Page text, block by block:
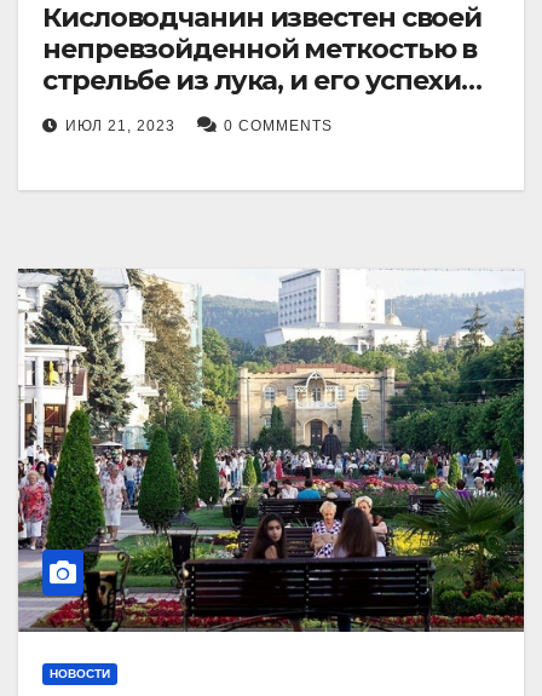
Кисловодчанин известен своей
непревзойденной меткостью в
стрельбе из лука, и его успехи
прославили его в
Ставропольском крае.
ИЮЛ 21, 2023 0 COMMENTS
НОВОСТИ